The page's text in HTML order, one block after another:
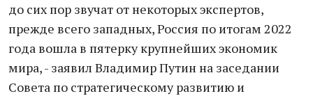
до сих пор звучат от некоторых экспертов,
прежде всего западных, Россия по итогам 2022
года вошла в пятерку крупнейших экономик
мира, - заявил Владимир Путин на заседании
Совета по стратегическому развитию и